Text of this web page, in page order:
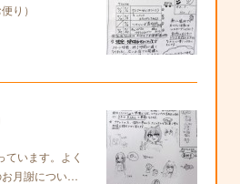
り）
ています。よく
お月謝につい…